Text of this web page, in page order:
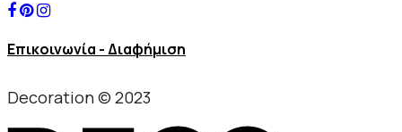
Επικοινωνία - Διαφήμιση
Decoration © 2023